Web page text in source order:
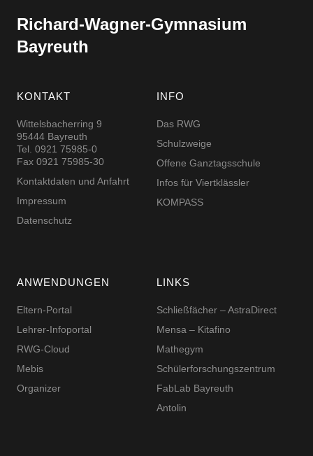
Richard-​​Wagner-​​Gymnasium
Bayreuth
KONTAKT
Wittelsbacherring 9
95444 Bayreuth
Tel. 0921 75985-0
Fax 0921 75985-30
Kontaktdaten und Anfahrt
Impressum
Datenschutz
INFO
Das RWG
Schulzweige
Offene Ganztagsschule
Infos für Viertklässler
KOMPASS
ANWENDUNGEN
Eltern-Portal
Lehrer-Infoportal
RWG-Cloud
Mebis
Organizer
LINKS
Schließfächer – AstraDirect
Mensa – Kitafino
Mathegym
Schüler­for­schungs­zentrum
FabLab Bayreuth
Antolin